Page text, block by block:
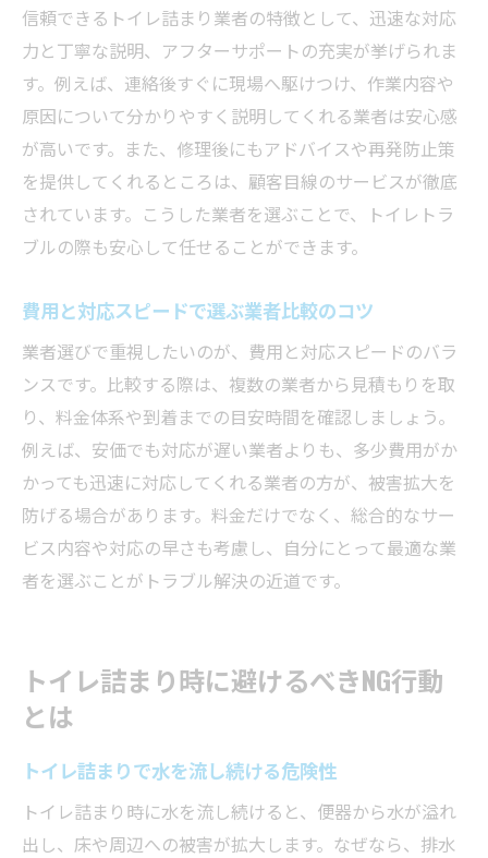
信頼できるトイレ詰まり業者の特徴として、迅速な対応
力と丁寧な説明、アフターサポートの充実が挙げられま
す。例えば、連絡後すぐに現場へ駆けつけ、作業内容や
原因について分かりやすく説明してくれる業者は安心感
が高いです。また、修理後にもアドバイスや再発防止策
を提供してくれるところは、顧客目線のサービスが徹底
されています。こうした業者を選ぶことで、トイレトラ
ブルの際も安心して任せることができます。
費用と対応スピードで選ぶ業者比較のコツ
業者選びで重視したいのが、費用と対応スピードのバラ
ンスです。比較する際は、複数の業者から見積もりを取
り、料金体系や到着までの目安時間を確認しましょう。
例えば、安価でも対応が遅い業者よりも、多少費用がか
かっても迅速に対応してくれる業者の方が、被害拡大を
防げる場合があります。料金だけでなく、総合的なサー
ビス内容や対応の早さも考慮し、自分にとって最適な業
者を選ぶことがトラブル解決の近道です。
トイレ詰まり時に避けるべきNG行動
とは
トイレ詰まりで水を流し続ける危険性
トイレ詰まり時に水を流し続けると、便器から水が溢れ
出し、床や周辺への被害が拡大します。なぜなら、排水